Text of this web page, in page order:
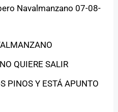
Navalmanzano 07-08-
QUIERE SALIR
PINOS Y ESTÁ APUNTO